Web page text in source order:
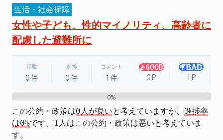
生活・社会保障
女性や子ども、性的マイノリティ、高齢者に
配慮した避難所に
活動
0件
進捗
0件
コメント
1件 0P 1P
0%
この公約・政策は0人が良いと考えていますが、 進捗率
は0%です。1人はこの公約・政策は悪いと考えていま
す。